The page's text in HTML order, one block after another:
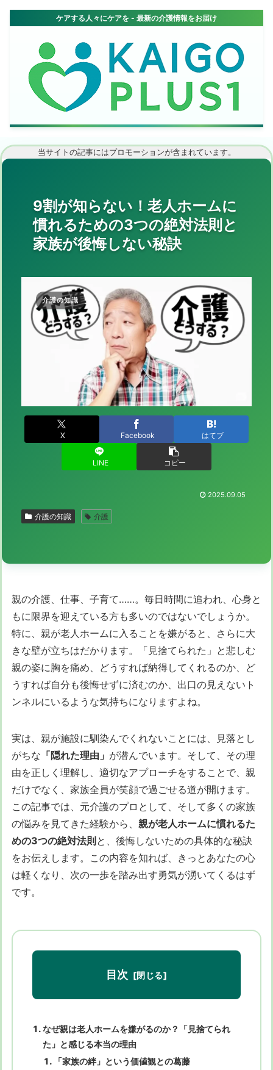
当サイトの記事にはプロモーションが含まれています。
9割が知らない！老人ホームに
慣れるための3つの絶対法則と
家族が後悔しない秘訣
介護の知識
X Facebook はてブ
LINE コピー
2025.09.05
介護の知識 介護
親の介護、仕事、子育て……。毎日時間に追われ、心身と
もに限界を迎えている方も多いのではないでしょうか。
特に、親が老人ホームに入ることを嫌がると、さらに大
きな壁が立ちはだかります。「見捨てられた」と悲しむ
親の姿に胸を痛め、どうすれば納得してくれるのか、ど
うすれば自分も後悔せずに済むのか、出口の見えないト
ンネルにいるような気持ちになりますよね。
実は、親が施設に馴染んでくれないことには、見落とし
がちな 「隠れた理由」 が潜んでいます。そして、その理
由を正しく理解し、適切なアプローチをすることで、親
だけでなく、家族全員が笑顔で過ごせる道が開けます。
この記事では、元介護のプロとして、そして多くの家族
の悩みを見てきた経験から、 親が老人ホームに慣れるた
めの3つの絶対法則 と、後悔しないための具体的な秘訣
をお伝えします。この内容を知れば、きっとあなたの心
は軽くなり、次の一歩を踏み出す勇気が湧いてくるはず
です。
目次
なぜ親は老人ホームを嫌がるのか？「見捨てられ
た」と感じる本当の理由
「家族の絆」という価値観との葛藤